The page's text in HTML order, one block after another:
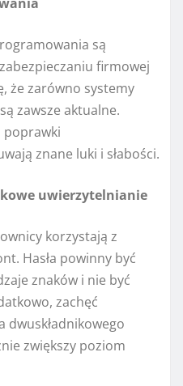
są
firmowej
że zarówno systemy
zawsze aktualne.
poprawki
znane luki i słabości.
uwierzytelnianie
korzystają z
Hasła powinny być
znaków i nie być
zachęć
dwuskładnikowego
zwiększy poziom